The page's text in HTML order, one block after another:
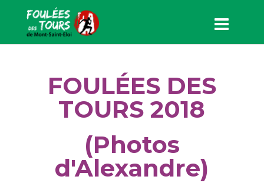
FOULÉES DES
TOURS 2018
(Photos
d'Alexandre)